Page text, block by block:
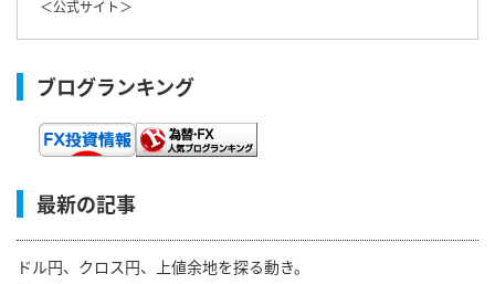
＜公式サイト＞
ブログランキング
最新の記事
ドル円、クロス円、上値余地を探る動き。